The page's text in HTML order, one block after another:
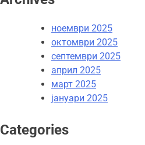
ноември 2025
октомври 2025
септември 2025
април 2025
март 2025
јануари 2025
Categories